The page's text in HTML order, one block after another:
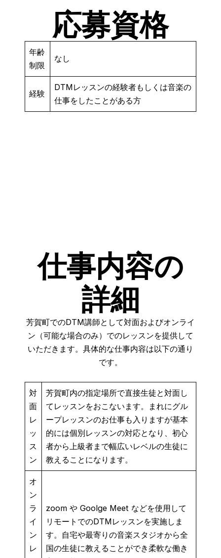
応募資格
年齢
制限
なし
経験
DTMレッスンの経験者もしくは音楽の
仕事をしたことがある方
仕事内容の
詳細
芳賀町でのDTM講師として対面およびオンライ
ン（可能な場合のみ）でのレッスンを提供して
いただきます。具体的な仕事内容は以下の通り
です。
対
面
レ
ッ
ス
ン
芳賀町内の指定場所で直接生徒と対面し
てレッスンをおこないます。まれにグル
ープレッスンのお仕事も入りますが基本
的には個別レッスンの対応となり、初心
者から上級者まで幅広いレベルの生徒に
教えることになります。
オ
ン
ラ
イ
ン
レ
zoom や Goolge Meet などを使用して
リモートでのDTMレッスンを実施しま
す。自宅や最寄りの音楽スタジオから全
国の生徒に教えることができ柔軟な働き